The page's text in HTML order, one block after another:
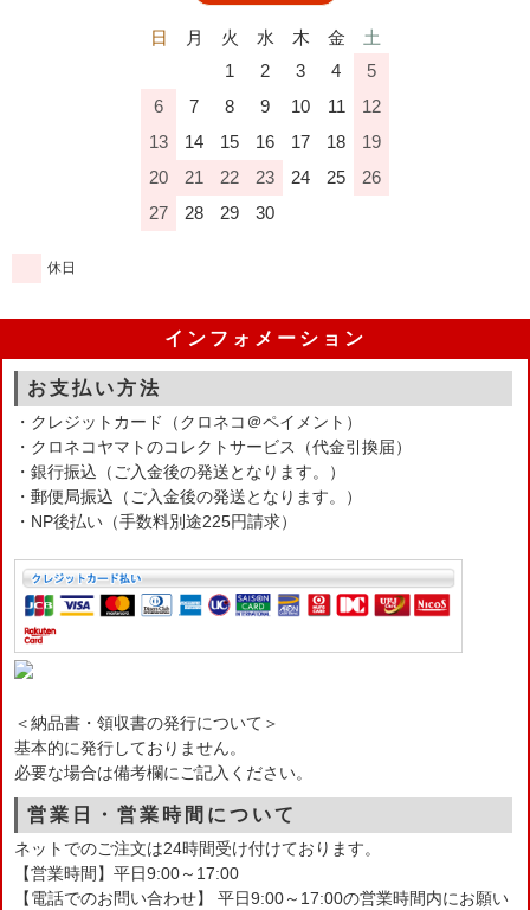
日 月 火 水 木 金
土
1
2 3 4
5
6
7 8 9 10 11
12
13
14 15 16 17 18
19
20
21 22 23 24 25
26
27
28 29 30
休日
インフォメーション
お支払い方法
・クレジットカード（クロネコ＠ペイメント）
・クロネコヤマトのコレクトサービス（代金引換届）
・銀行振込（ご入金後の発送となります。）
・郵便局振込（ご入金後の発送となります。）
・NP後払い（手数料別途225円請求）
＜納品書・領収書の発行について＞
基本的に発行しておりません。
必要な場合は備考欄にご記入ください。
営業日・営業時間について
ネットでのご注文は24時間受け付けております。
【営業時間】平日9:00～17:00
【電話でのお問い合わせ】 平日9:00～17:00の営業時間内にお願い